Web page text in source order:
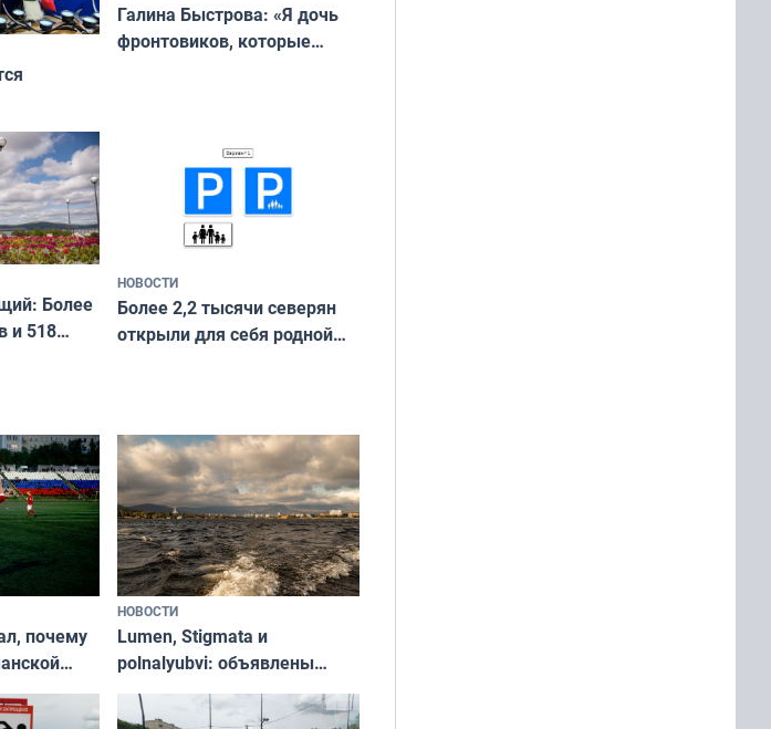
дня
мира
Галина Быстрова: «Я дочь
фронтовиков, которые
Более
и 518
НОВОСТИ
Более 2,2 тысячи северян
открыли для себя родной
почему
остался
НОВОСТИ
Lumen, Stigmata и
polnalyubvi: объявлены
хедлайнеры фестиваля
«Имандра» в 2026 года